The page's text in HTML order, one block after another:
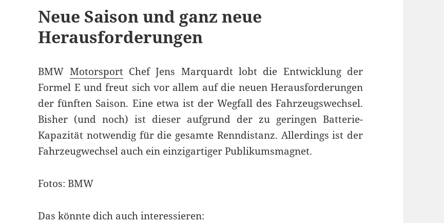
Neue Saison und ganz neue
Herausforderungen
BMW MotorsportChef Jens Marquardt lobt die Entwicklung der
Formel E und freut sich vor allem auf die neuen Herausforderungen
der fünften Saison. Eine etwa ist der Wegfall des Fahrzeugswechsel.
Bisher (und noch) ist dieser aufgrund der zu geringen Batterie-
Kapazität notwendig für die gesamte Renndistanz. Allerdings ist der
Fahrzeugwechsel auch ein einzigartiger Publikumsmagnet.
Fotos: BMW
Das könnte dich auch interessieren: